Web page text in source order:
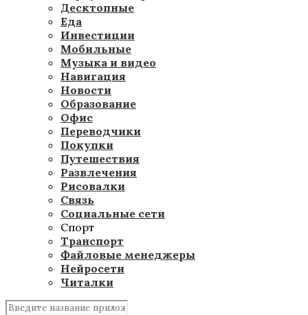
Десктопные
Еда
Инвестиции
Мобильные
Музыка и видео
Навигация
Новости
Образование
Офис
Переводчики
Покупки
Путешествия
Развлечения
Рисовалки
Связь
Социальные сети
Спорт
Транспорт
Файловые менеджеры
Нейросети
Читалки